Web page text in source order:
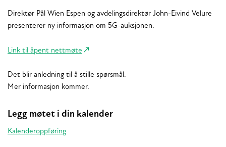
Direktør Pål Wien Espen og avdelingsdirektør John-Eivind Velure
presenterer ny informasjon om 5G-auksjonen.
Link til åpent nettmøte
Det blir anledning til å stille spørsmål.
Mer informasjon kommer.
Legg møtet i din kalender
Kalenderoppføring